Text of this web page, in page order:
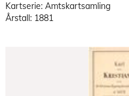
Kartserie: Amtskartsamling
Årstall: 1881